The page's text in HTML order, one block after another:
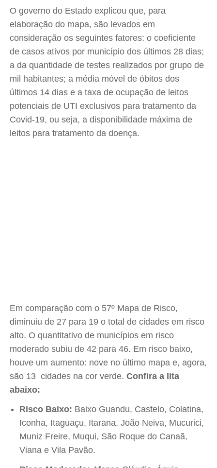
O governo do Estado explicou que, para
elaboração do mapa, são levados em
consideração os seguintes fatores: o coeficiente
de casos ativos por município dos últimos 28 dias;
a da quantidade de testes realizados por grupo de
mil habitantes; a média móvel de óbitos dos
últimos 14 dias e a taxa de ocupação de leitos
potenciais de UTI exclusivos para tratamento da
Covid-19, ou seja, a disponibilidade máxima de
leitos para tratamento da doença.
Em comparação com o 57º Mapa de Risco,
diminuiu de 27 para 19 o total de cidades em risco
alto. O quantitativo de municípios em risco
moderado subiu de 42 para 46. Em risco baixo,
houve um aumento: nove no último mapa e, agora,
são 13 cidades na cor verde. Confira a lita
abaixo:
Risco Baixo: Baixo Guandu, Castelo, Colatina,
Iconha, Itaguaçu, Itarana, João Neiva, Mucurici,
Muniz Freire, Muqui, São Roque do Canaã,
Viana e Vila Pavão.